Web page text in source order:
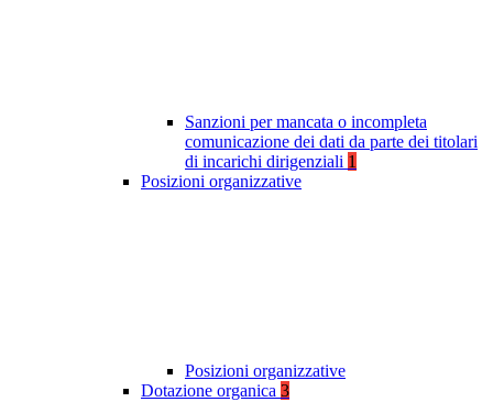
Sanzioni per mancata o incompleta
comunicazione dei dati da parte dei titolari
di incarichi dirigenziali 1
Posizioni organizzative
Posizioni organizzative
Dotazione organica 3